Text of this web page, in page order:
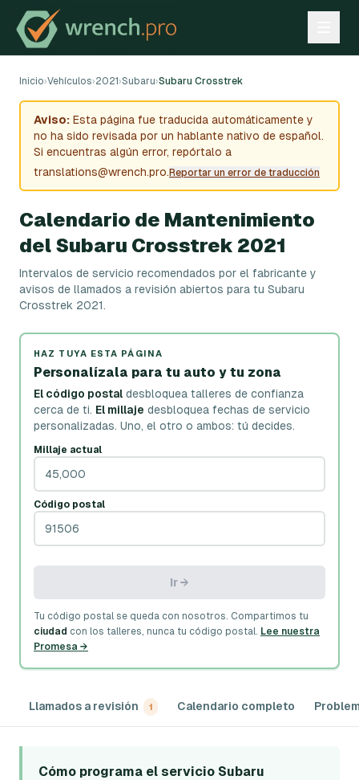
Inicio›Vehículos›2021›Subaru›Subaru Crosstrek
Aviso: Esta página fue traducida automáticamente y
no ha sido revisada por un hablante nativo de español.
Si encuentras algún error, repórtalo a
translations@wrench.pro. Reportar un error de traducción
Calendario de Mantenimiento
del Subaru Crosstrek 2021
Intervalos de servicio recomendados por el fabricante y
avisos de llamados a revisión abiertos para tu Subaru
Crosstrek 2021.
HAZ TUYA ESTA PÁGINA
Personalízala para tu auto y tu zona
El código postal desbloquea talleres de confianza
cerca de ti. El millaje desbloquea fechas de servicio
personalizadas. Uno, el otro o ambos: tú decides.
Millaje actual
Código postal
Ir →
Tu código postal se queda con nosotros. Compartimos tu
ciudad con los talleres, nunca tu código postal. Lee nuestra
Promesa →
Llamados a revisión 1 Calendario completo
Cómo programa el servicio Subaru